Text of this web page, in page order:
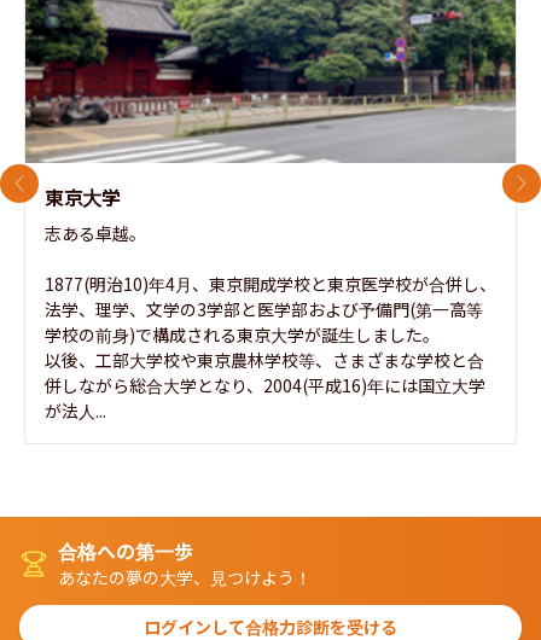
東京大学
志ある卓越。
1877(明治10)年4月、東京開成学校と東京医学校が合併し、
法学、理学、文学の3学部と医学部および予備門(第一高等
学校の前身)で構成される東京大学が誕生しました。
以後、工部大学校や東京農林学校等、さまざまな学校と合
併しながら総合大学となり、2004(平成16)年には国立大学
が法人...
前のスライド 次
合格への第一歩
あなたの夢の大学、見つけよう！
ログインして合格力診断を受ける